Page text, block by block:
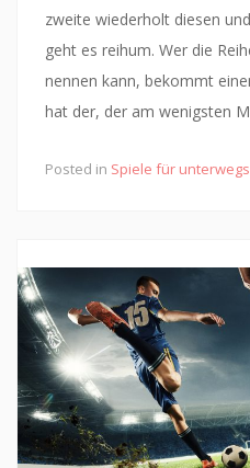
zweite wiederholt diesen
geht es reihum. Wer die
nennen kann, bekommt
hat der, der am wenigsten
Posted in Spiele für unterwegs